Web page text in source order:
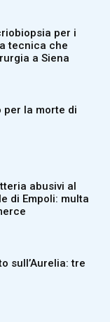
per i
tecnica che
a Siena
per la morte di
abusivi al
di Empoli: multa
sull’Aurelia: tre